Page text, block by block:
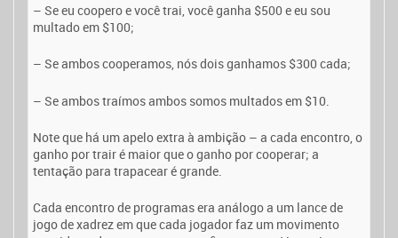
– Se eu coopero e você trai, você ganha $500 e eu sou
multado em $100;
– Se ambos cooperamos, nós dois ganhamos $300 cada;
– Se ambos traímos ambos somos multados em $10.
Note que há um apelo extra à ambição – a cada encontro, o
ganho por trair é maior que o ganho por cooperar; a
tentação para trapacear é grande.
Cada encontro de programas era análogo a um lance de
jogo de xadrez em que cada jogador faz um movimento